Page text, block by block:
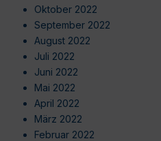
Oktober 2022
September 2022
August 2022
Juli 2022
Juni 2022
Mai 2022
April 2022
März 2022
Februar 2022